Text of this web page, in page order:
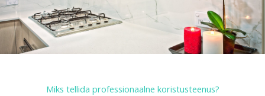
Miks tellida professionaalne koristusteenus?